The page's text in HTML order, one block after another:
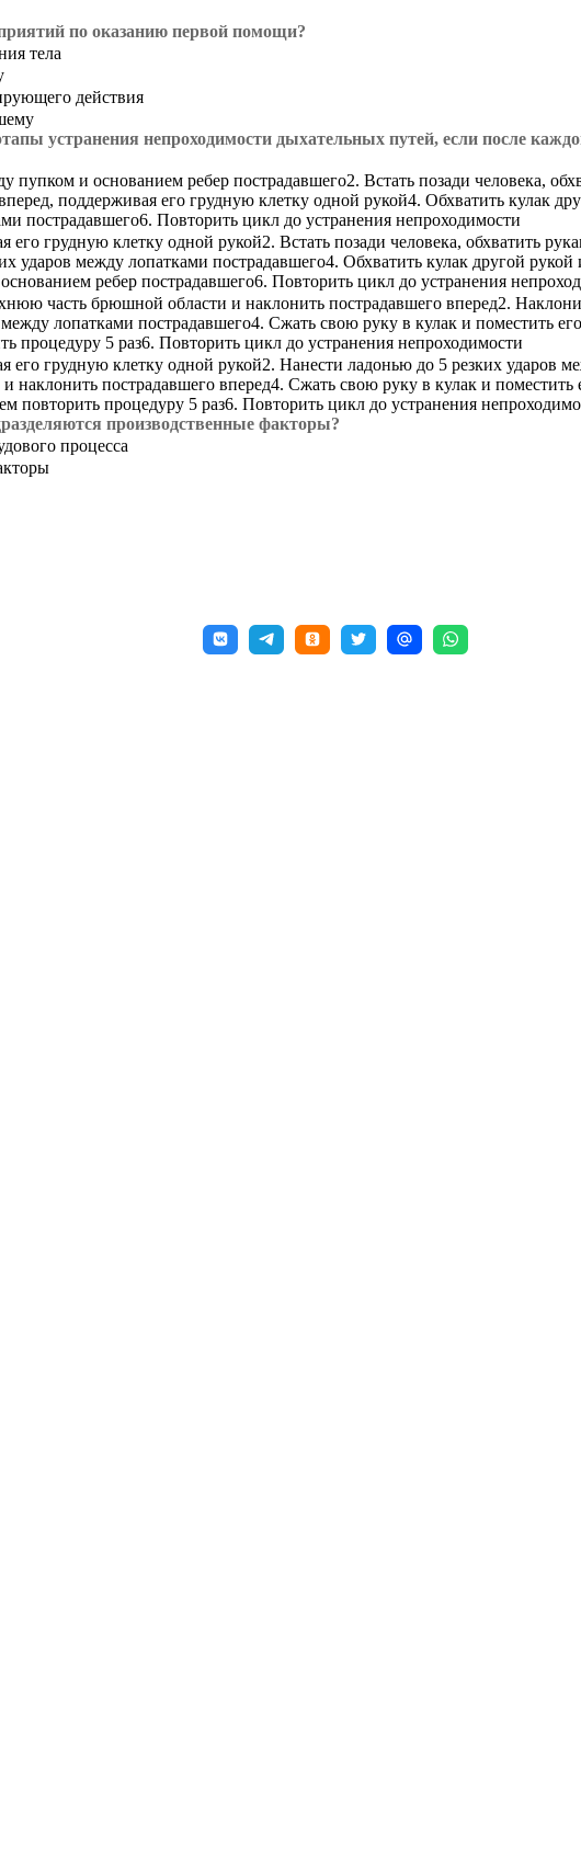
по оказанию первой помощи?
тела
действия
устранения непроходимости дыхательных путей, если после
пупком и основанием ребер пострадавшего2. Встать позади человека,
поддерживая его грудную клетку одной рукой4. Обхватить кулак
пострадавшего6. Повторить цикл до устранения непроходимости
его грудную клетку одной рукой2. Встать позади человека, обхватить
ударов между лопатками пострадавшего4. Обхватить кулак другой
ребер пострадавшего6. Повторить цикл до устранения
часть брюшной области и наклонить пострадавшего вперед2.
лопатками пострадавшего4. Сжать свою руку в кулак и поместить
процедуру 5 раз6. Повторить цикл до устранения непроходимости
его грудную клетку одной рукой2. Нанести ладонью до 5 резких ударов
пострадавшего вперед4. Сжать свою руку в кулак и
повторить процедуру 5 раз6. Повторить цикл до устранения
производственные факторы?
процесса